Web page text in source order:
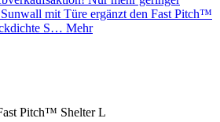
mit Türe ergänzt den Fast Pitch™
S… Mehr
Pitch™ Shelter L